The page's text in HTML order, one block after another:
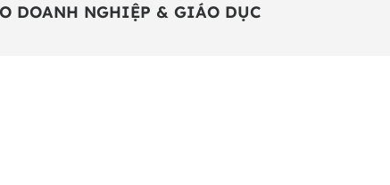
DOANH NGHIỆP & GIÁO DỤC